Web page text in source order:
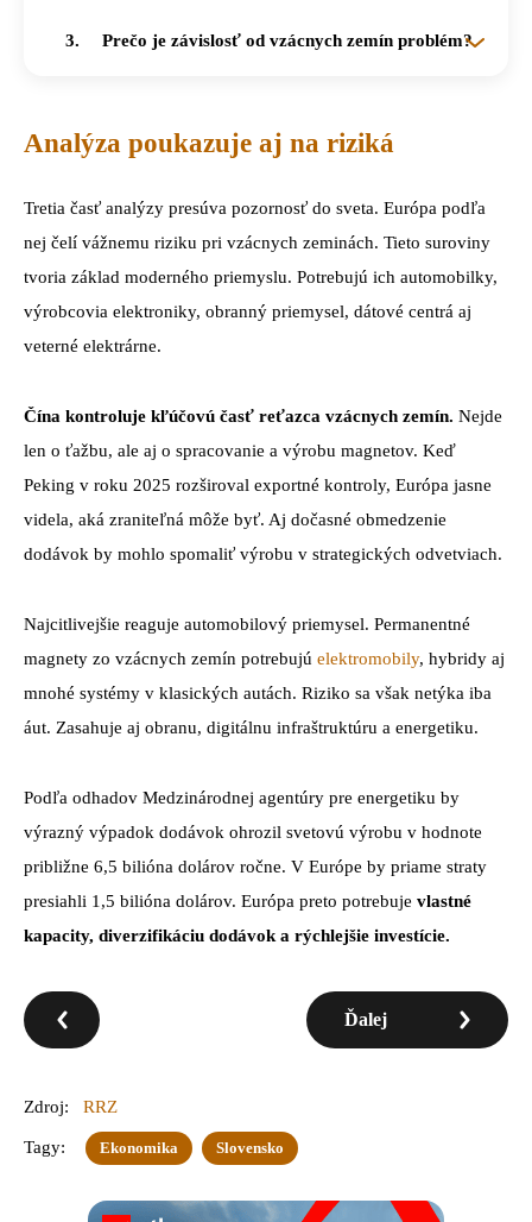
Prečo je závislosť od vzácnych zemín problém?
Analýza poukazuje aj na riziká
Tretia časť analýzy presúva pozornosť do sveta. Európa podľa
nej čelí vážnemu riziku pri vzácnych zeminách. Tieto suroviny
tvoria základ moderného priemyslu. Potrebujú ich automobilky,
výrobcovia elektroniky, obranný priemysel, dátové centrá aj
veterné elektrárne.
Čína kontroluje kľúčovú časť reťazca vzácnych zemín. Nejde
len o ťažbu, ale aj o spracovanie a výrobu magnetov. Keď
Peking v roku 2025 rozširoval exportné kontroly, Európa jasne
videla, aká zraniteľná môže byť. Aj dočasné obmedzenie
dodávok by mohlo spomaliť výrobu v strategických odvetviach.
Najcitlivejšie reaguje automobilový priemysel. Permanentné
magnety zo vzácnych zemín potrebujú elektromobily, hybridy aj
mnohé systémy v klasických autách. Riziko sa však netýka iba
áut. Zasahuje aj obranu, digitálnu infraštruktúru a energetiku.
Podľa odhadov Medzinárodnej agentúry pre energetiku by
výrazný výpadok dodávok ohrozil svetovú výrobu v hodnote
približne 6,5 bilióna dolárov ročne. V Európe by priame straty
presiahli 1,5 bilióna dolárov. Európa preto potrebuje vlastné
kapacity, diverzifikáciu dodávok a rýchlejšie investície.
Ďalej
Zdroj: RRZ
Tagy: Ekonomika Slovensko